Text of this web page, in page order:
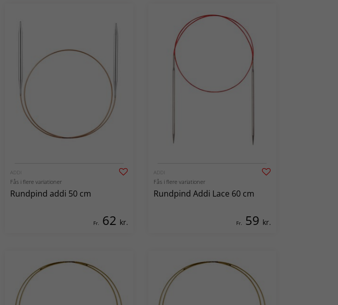
ADDI
Fås i flere variationer
Rundpind addi 50 cm
Fr. 62 kr.
ADDI
Fås i flere variationer
Rundpind Addi Lace 60 cm
Fr. 59 kr.